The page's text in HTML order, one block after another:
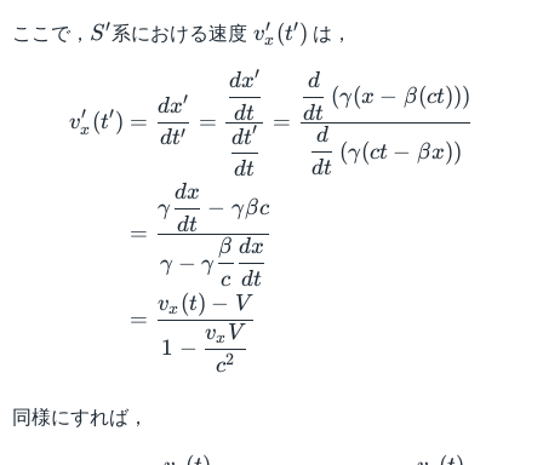
ここで， S'
S′系における速度 v'_x(t')
vx
′ (t′) は，
\begin{aligned}
vx
′ (t′) =
dt′
dx′
=
dt
dt′
dt
dx′
=
dt
d
(γ(ct − βx))
dt
d
(γ(x − β(ct)))
=
γ − γ
c
β
dt
dx
γ
dt
dx
− γβc
=
1 −
c2
vx V
vx (t) − V
同様にすれば，
v'_y(t') =